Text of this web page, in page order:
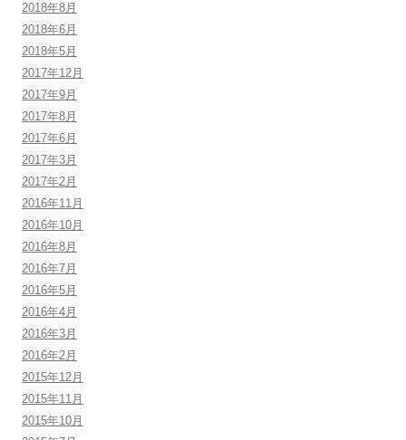
2018年8月
2018年6月
2018年5月
2017年12月
2017年9月
2017年8月
2017年6月
2017年3月
2017年2月
2016年11月
2016年10月
2016年8月
2016年7月
2016年5月
2016年4月
2016年3月
2016年2月
2015年12月
2015年11月
2015年10月